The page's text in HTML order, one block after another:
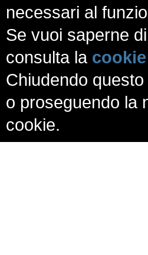
necessari al
Se vuoi saperne
consulta la
Chiudendo
o proseguendo la
cookie.